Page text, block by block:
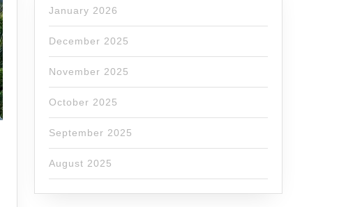
January 2026
December 2025
November 2025
October 2025
September 2025
August 2025